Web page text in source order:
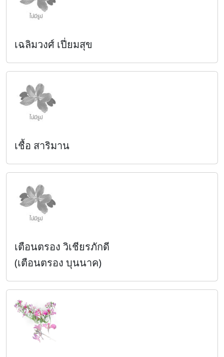
เฉลิมวงศ์ เปี่ยมสุข
เชื้อ สาริมาน
เตือนตรอง วิเชียรภักดี
(เตือนตรอง บุนนาค)